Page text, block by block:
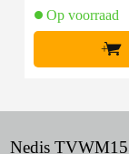
Op voorraad
+
Nedis